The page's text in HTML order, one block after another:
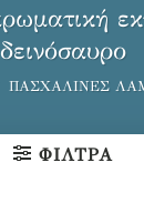
δεινόσαυρο
ΠΑΣΧΑΛΙΝΕΣ
ΦΊΛΤΡΑ